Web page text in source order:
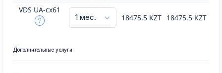
VDS UA-cx61
18475.5 KZT 18475.5 KZT
Дополнительные услуги